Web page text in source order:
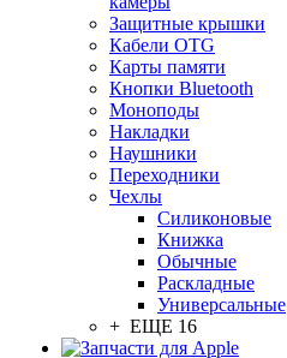
Защитные крышки
Кабели OTG
Карты памяти
Кнопки Bluetooth
Моноподы
Накладки
Наушники
Переходники
Чехлы
Силиконовые
Книжка
Обычные
Раскладные
Универсальные
+ ЕЩЕ 16